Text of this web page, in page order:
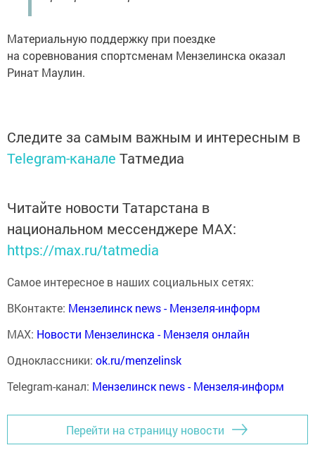
Материальную поддержку при поездке
на соревнования спортсменам Мензелинска оказал
Ринат Маулин.
Следите за самым важным и интересным в
Telegram-канале Татмедиа
Читайте новости Татарстана в
национальном мессенджере MАХ:
https://max.ru/tatmedia
Самое интересное в наших социальных сетях:
ВКонтакте: Мензелинск news - Мензеля-информ
MAX: Новости Мензелинска - Мензеля онлайн
Одноклассники: ok.ru/menzelinsk
Telegram-канал: Мензелинск news - Мензеля-информ
Перейти на страницу новости